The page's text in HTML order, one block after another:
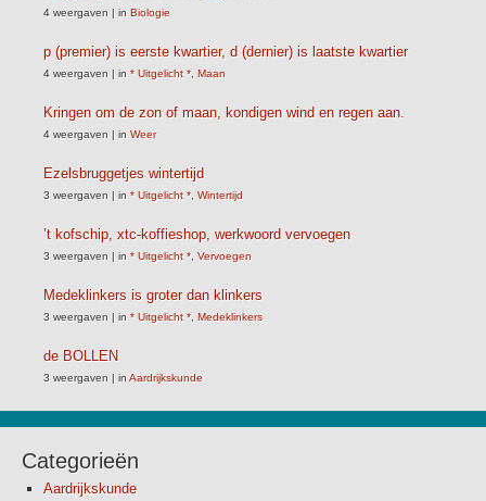
4 weergaven | in Biologie
p (premier) is eerste kwartier, d (dernier) is laatste kwartier
4 weergaven | in * Uitgelicht * Maan
Kringen om de zon of maan, kondigen wind en regen aan.
4 weergaven | in Weer
Ezelsbruggetjes wintertijd
3 weergaven | in * Uitgelicht * Wintertijd
’t kofschip, xtc-koffieshop, werkwoord vervoegen
3 weergaven | in * Uitgelicht * Vervoegen
Medeklinkers is groter dan klinkers
3 weergaven | in * Uitgelicht * Medeklinkers
de BOLLEN
3 weergaven | in Aardrijkskunde
Categorieën
Aardrijkskunde